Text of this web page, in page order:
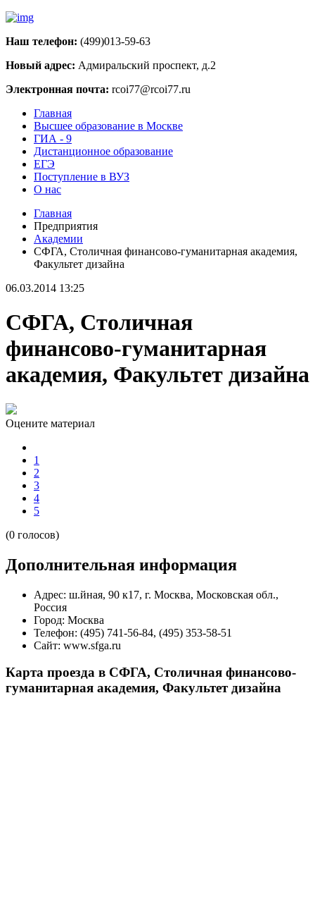
Наш телефон: (499)013-59-63
Новый адрес: Адмиральский проспект, д.2
Электронная почта: rcoi77@rcoi77.ru
Главная
Высшее образование в Москве
ГИА - 9
Дистанционное образование
ЕГЭ
Поступление в ВУЗ
О нас
Главная
Предприятия
Академии
СФГА, Столичная финансово-гуманитарная академия,
Факультет дизайна
06.03.2014 13:25
СФГА, Столичная
финансово-гуманитарная
академия, Факультет дизайна
Оцените материал
1
2
3
4
5
(0 голосов)
Дополнительная информация
Адрес: ш.йная, 90 к17, г. Москва, Московская обл.,
Россия
Город: Москва
Телефон: (495) 741-56-84, (495) 353-58-51
Сайт: www.sfga.ru
Карта проезда в СФГА, Столичная финансово-
гуманитарная академия, Факультет дизайна